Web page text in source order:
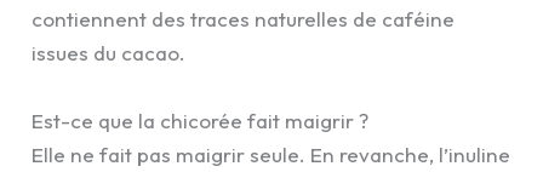
contiennent des traces naturelles de caféine
issues du cacao.
Est-ce que la chicorée fait maigrir ?
Elle ne fait pas maigrir seule. En revanche, l’inuline